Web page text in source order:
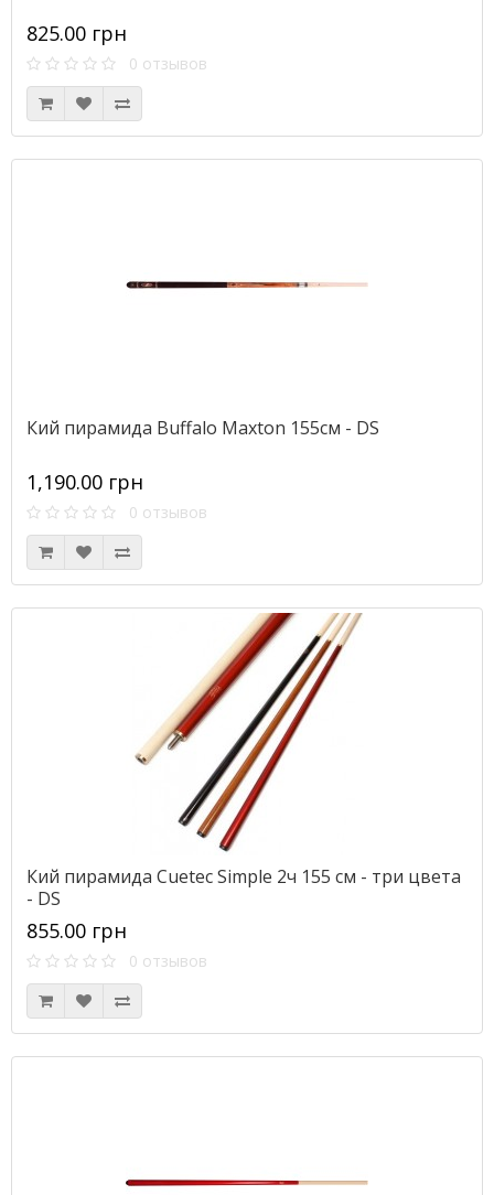
825.00 грн
0 отзывов
Кий пирамида Buffalo Maxton 155см - DS
1,190.00 грн
0 отзывов
Кий пирамида Cuetec Simple 2ч 155 см - три цвета
- DS
855.00 грн
0 отзывов